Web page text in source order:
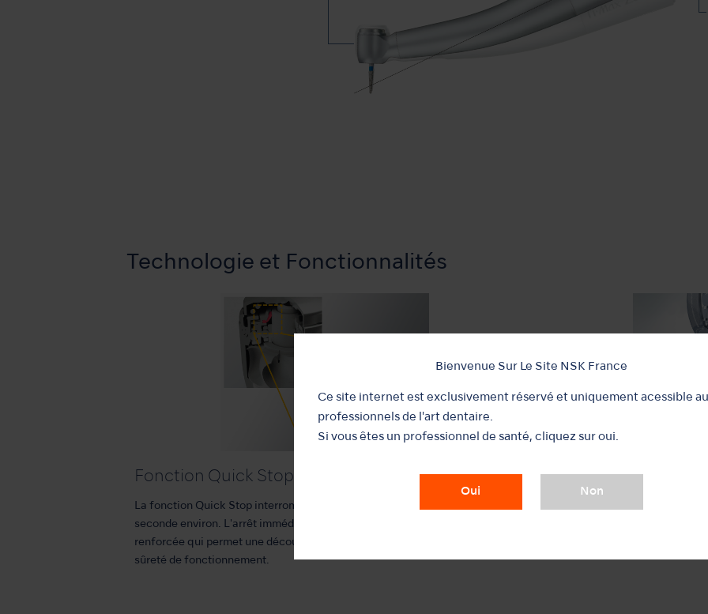
Bienvenue Sur Le Site NSK France
Ce site internet est exclusivement réservé et uniquement acessible
professionnels de l'art dentaire.
Si vous êtes un professionnel de santé, cliquez sur oui.
Oui Non
Technologie et Fonctionnalités
Fonction Quick Stop
La fonction Quick Stop interrompt la rotation à haute vitesse en une
seconde environ. L'arrêt immédiat de la fraise est un gage de sécurité
renforcée qui permet une découpe efficace à grande vitesse et garantit la
sûreté de fonctionnement.
Système Clean Head